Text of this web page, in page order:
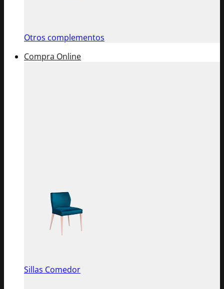
Otros complementos
Compra Online
Sillas Comedor